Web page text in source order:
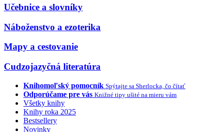
Učebnice a slovníky
Náboženstvo a ezoterika
Mapy a cestovanie
Cudzojazyčná literatúra
Knihomoľský pomocník Spýtajte sa Sherlocka, čo čítať
Odporúčame pre vás Knižné tipy ušité na mieru vám
Všetky knihy
Knihy roka 2025
Bestsellery
Novinky